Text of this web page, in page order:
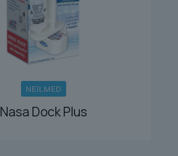
NEILMED
Nasa Dock Plus